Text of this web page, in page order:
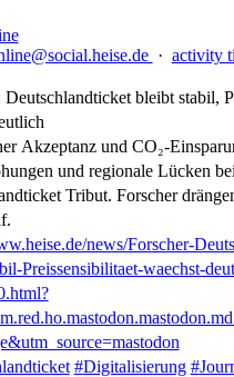
· activity
Deutschlandticket bleibt stabil,
Akzeptanz und CO₂-
und regionale Lücken
Tribut. Forscher
heise.de/news/Forscher-
Preissensibilitaet-waechst-
#Digitalisierung #